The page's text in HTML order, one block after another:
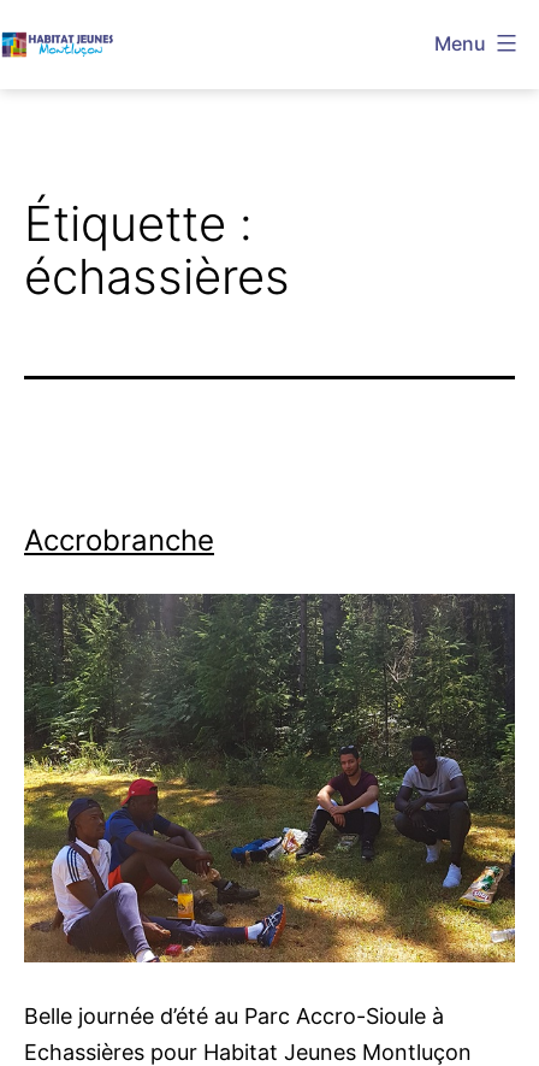
au
Menu
Étiquette :
échassières
Accrobranche
Belle journée d’été au Parc Accro-Sioule à
Echassières pour Habitat Jeunes Montluçon